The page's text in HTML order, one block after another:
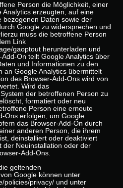
Person die Möglichkeit, einer
Analytics erzeugten, auf eine
bezogenen Daten sowie der
Google zu widersprechen und
muss die betroffene Person
Link
gaoptout herunterladen und
On teilt Google Analytics über
und Informationen zu den
an Google Analytics übermittelt
des Browser-Add-Ons wird von
Wird das
der betroffenen Person zu
formatiert oder neu
Person eine erneute
Ons erfolgen, um Google
das Browser-Add-On durch
anderen Person, die ihrem
deinstalliert oder deaktiviert
der Neuinstallation oder der
Add-Ons.
geltenden
Google können unter
policies/privacy/ und unter